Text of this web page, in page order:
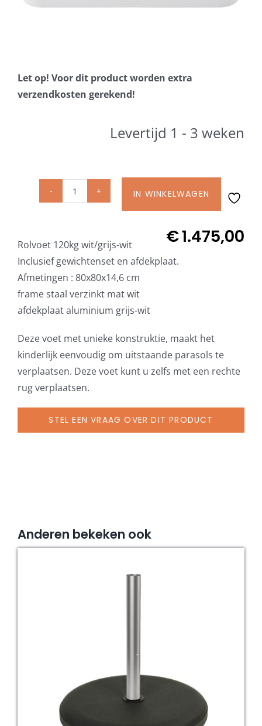
Parasolvoeten
Beschermhoezen
Glatz parasoldoeken
Glatz stofstalen collectie Sampleboeken
Umbrosa en Paraflex parasoldoeken
Onze merken
Let op! Voor dit product worden extra
verzendkosten gerekend!
Levertijd 1 - 3 weken
Glatz
120
kg
incl.
gewichten,
frame
wit,
afdekplaat
grijs-
wit
aantal
IN WINKELWAGEN
€1.475,00
Rolvoet 120kg wit/grijs-wit
Inclusief gewichtenset en afdekplaat.
Afmetingen : 80x80x14,6 cm
frame staal verzinkt mat wit
afdekplaat aluminium grijs-wit
Deze voet met unieke konstruktie, maakt het
kinderlijk eenvoudig om uitstaande parasols te
verplaatsen. Deze voet kunt u zelfs met een rechte
rug verplaatsen.
STEL EEN VRAAG OVER DIT PRODUCT
Anderen bekeken ook